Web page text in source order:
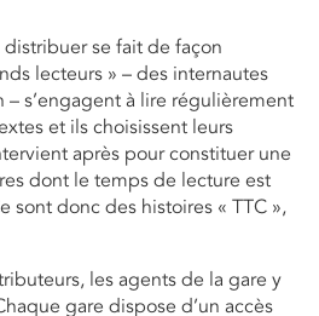
se fait de façon
lecteurs » – des internautes
– s’engagent à lire régulièrement
et ils choisissent leurs
après pour constituer une
dont le temps de lecture est
sont donc des histoires « TTC »,
les agents de la gare y
gare dispose d’un accès